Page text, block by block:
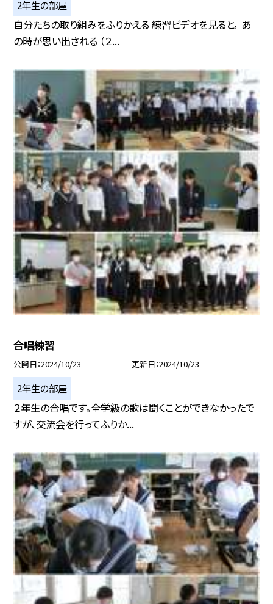
2年生の部屋
自分たちの取り組みをふりかえる 練習ビデオを見ると， あ
の時が思い出される （２...
合唱練習
公開日 2024/10/23 更新日 2024/10/23
2年生の部屋
２年生の合唱です。全学級の歌は聞くことができなかったで
すが、交流会を行ってふりか...